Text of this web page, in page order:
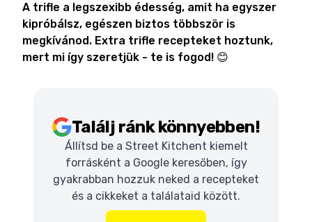
A trifle a legszexibb édesség, amit ha egyszer
kipróbálsz, egészen biztos többször is
megkívánod. Extra trifle recepteket hoztunk,
mert mi így szeretjük - te is fogod! 😊
Találj ránk könnyebben!
Állítsd be a Street Kitchent kiemelt
forrásként a Google keresőben, így
gyakrabban hozzuk neked a recepteket
és a cikkeket a találataid között.